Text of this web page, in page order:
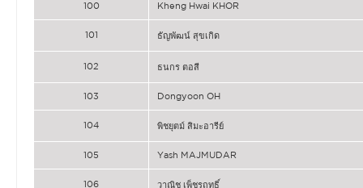
100 Kheng Hwai KHOR
101 ธัญพัฒน์ สุขเกิด
102 ธนกร ตอสี
103 Dongyoon OH
104 พิชยุตม์ สิมะอารีย์
105 Yash MAJMUDAR
106 วาณิช เพ็ชรฤทธิ์